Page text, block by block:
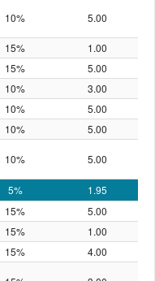
10% 5.00
15%
1.00
15%
5.00
10%
3.00
10%
5.00
10%
5.00
10% 5.00
5%
1.95
15%
5.00
15%
1.00
15%
4.00